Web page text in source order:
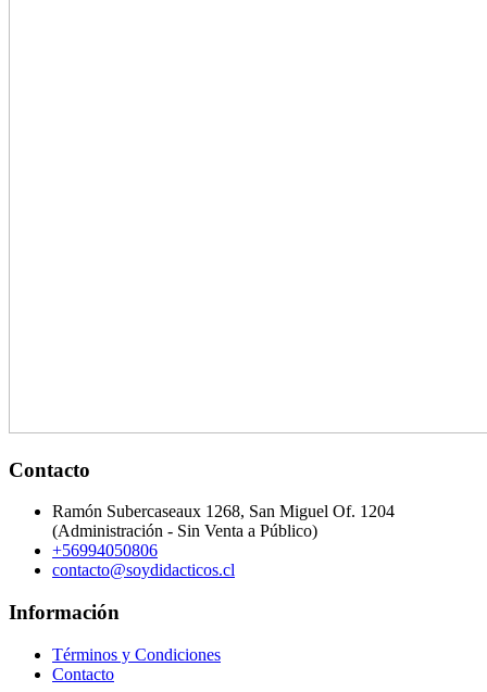
Contacto
Ramón Subercaseaux 1268, San Miguel Of. 1204
(Administración - Sin Venta a Público)
+56994050806
contacto@soydidacticos.cl
Información
Términos y Condiciones
Contacto